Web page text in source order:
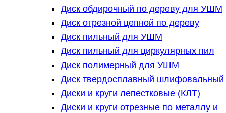
Диск обдирочный по дереву для УШМ
Диск отрезной цепной по дереву
Диск пильный для УШМ
Диск пильный для циркулярных пил
Диск полимерный для УШМ
Диск твердосплавный шлифовальный
Диски и круги лепестковые (КЛТ)
Диски и круги отрезные по металлу и